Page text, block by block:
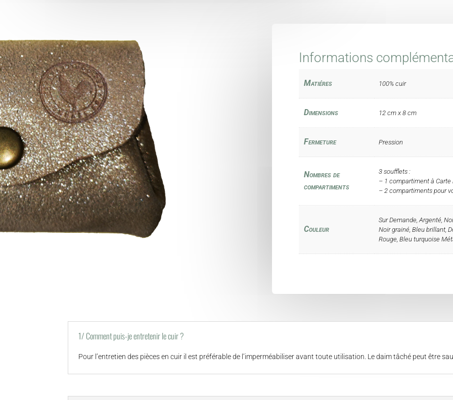
Informations
Matiéres 100% cuir
Dimensions 12 cm x 8 cm
Fermeture Pression
Nombres de
compartiments
3 soufflets :
– 1 compartiment à Carte
– 2 compartiments pour
Couleur
Sur Demande, Argenté,
Noir grainé, Bleu brillant,
Rouge, Bleu turquoise
1/ Comment puis-je entretenir le cuir ?
Pour l’entretien des pièces en cuir il est préférable de l’imperméabiliser avant toute utilisation. Le daim tâché peut être